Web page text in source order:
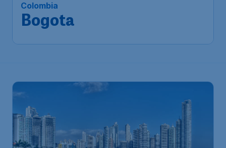
Colombia
Bogota